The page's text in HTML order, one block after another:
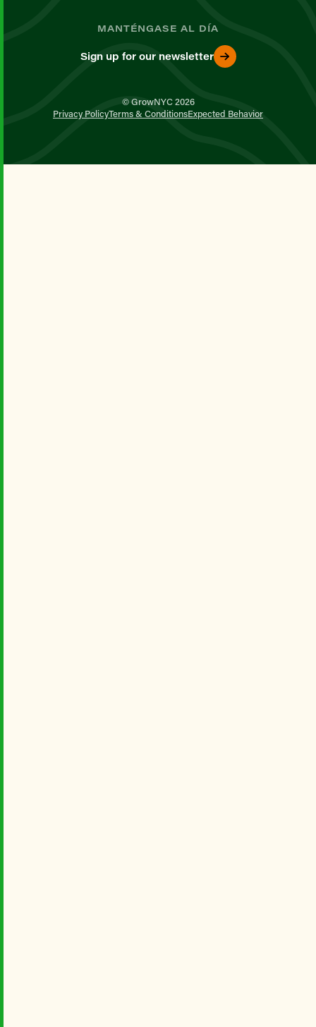
MANTÉNGASE AL DÍA
Sign up for our newsletter
© GrowNYC 2026
Privacy PolicyTerms & ConditionsExpected Behavior